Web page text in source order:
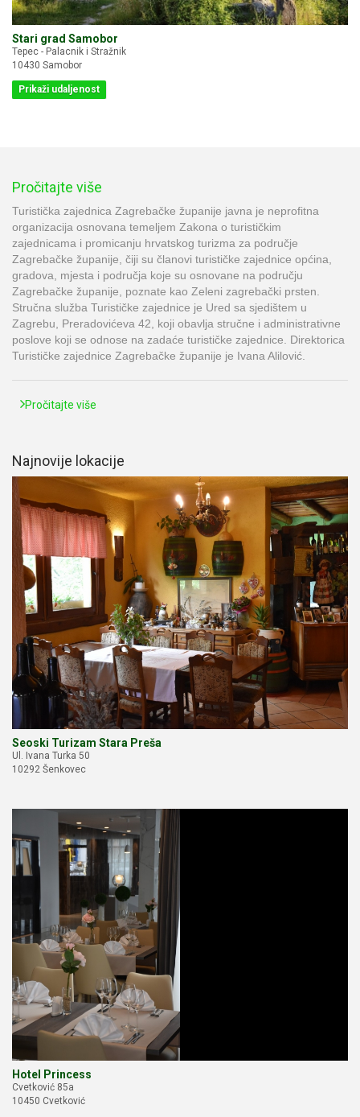
Stari grad Samobor
Tepec - Palacnik i Stražnik
10430 Samobor
Prikaži udaljenost
Pročitajte više
Turistička zajednica Zagrebačke županije javna je neprofitna
organizacija osnovana temeljem Zakona o turističkim
zajednicama i promicanju hrvatskog turizma za područje
Zagrebačke županije, čiji su članovi turističke zajednice općina,
gradova, mjesta i područja koje su osnovane na području
Zagrebačke županije, poznate kao Zeleni zagrebački prsten.
Stručna služba Turističke zajednice je Ured sa sjedištem u
Zagrebu, Preradovićeva 42, koji obavlja stručne i administrativne
poslove koji se odnose na zadaće turističke zajednice. Direktorica
Turističke zajednice Zagrebačke županije je Ivana Alilović.
Pročitajte više
Najnovije lokacije
Seoski Turizam Stara Preša
Ul. Ivana Turka 50
10292 Šenkovec
Hotel Princess
Cvetković 85a
10450 Cvetković